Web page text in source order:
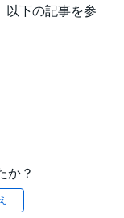
以下の記事を参
か？